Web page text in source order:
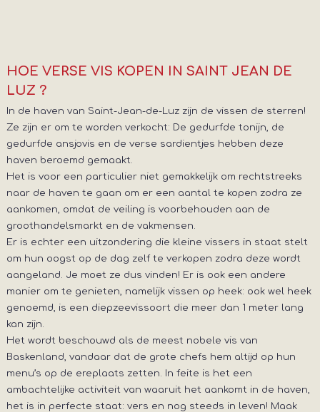
HOE VERSE VIS KOPEN IN SAINT JEAN DE
LUZ ?
In de haven van Saint-Jean-de-Luz zijn de vissen de sterren!
Ze zijn er om te worden verkocht: De gedurfde tonijn, de
gedurfde ansjovis en de verse sardientjes hebben deze
haven beroemd gemaakt.
Het is voor een particulier niet gemakkelijk om rechtstreeks
naar de haven te gaan om er een aantal te kopen zodra ze
aankomen, omdat de veiling is voorbehouden aan de
groothandelsmarkt en de vakmensen.
Er is echter een uitzondering die kleine vissers in staat stelt
om hun oogst op de dag zelf te verkopen zodra deze wordt
aangeland. Je moet ze dus vinden! Er is ook een andere
manier om te genieten, namelijk vissen op heek: ook wel heek
genoemd, is een diepzeevissoort die meer dan 1 meter lang
kan zijn.
Het wordt beschouwd als de meest nobele vis van
Baskenland, vandaar dat de grote chefs hem altijd op hun
menu’s op de ereplaats zetten. In feite is het een
ambachtelijke activiteit van waaruit het aankomt in de haven,
het is in perfecte staat: vers en nog steeds in leven! Maak